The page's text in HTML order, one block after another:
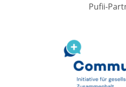
Pufii-